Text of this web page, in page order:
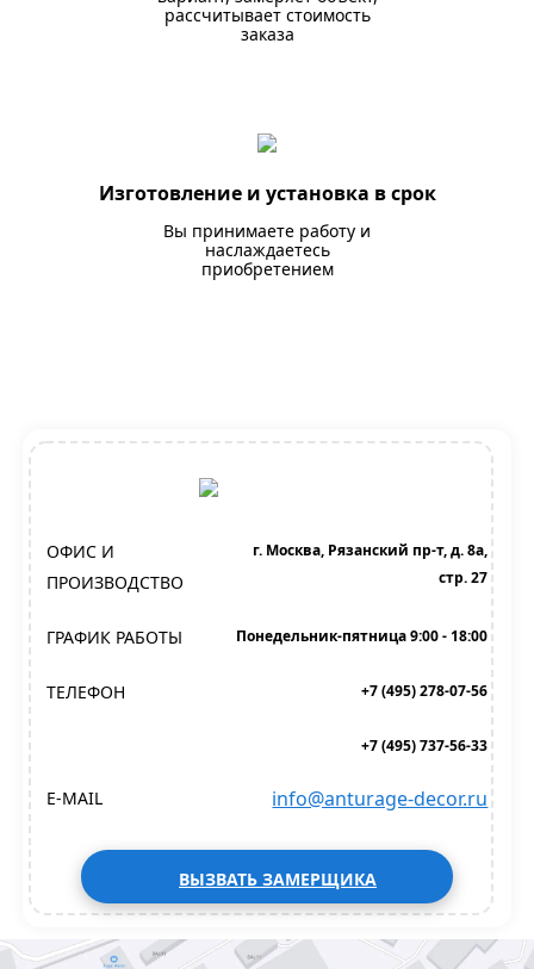
рассчитывает стоимость
заказа
Изготовление и установка в срок
Вы принимаете работу и
наслаждаетесь
приобретением
ОФИС И
ПРОИЗВОДСТВО
г. Москва, Рязанский пр-т, д. 8а,
стр. 27
ГРАФИК РАБОТЫ Понедельник-пятница 9:00 - 18:00
ТЕЛЕФОН +7 (495) 278-07-56
+7 (495) 737-56-33
E-MAIL info@anturage-decor.ru
ВЫЗВАТЬ ЗАМЕРЩИКА